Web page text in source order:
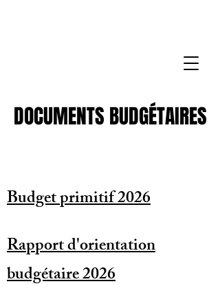
DOCUMENTS BUDGÉTAIRES
DOCUMENTS BUDGÉTAIRES
Budget primitif 2026
Rapport d'orientation
budgétaire 2026